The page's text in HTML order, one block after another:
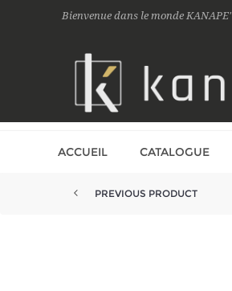
Bienvenue dans le monde KANAPE'
ACCUEIL CATALOGUE
PREVIOUS PRODUCT